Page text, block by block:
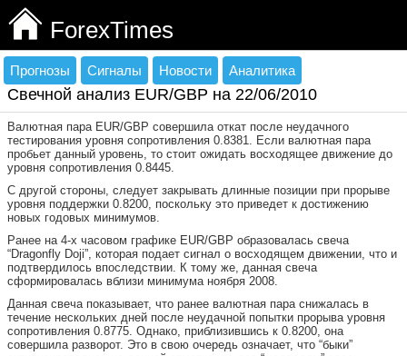
ForexTimes
Прогнозы Сигналы Новости Аналитика
Свечной анализ EUR/GBP на 22/06/2010
Валютная пара EUR/GBP совершила откат после неудачного
тестирования уровня сопротивления 0.8381. Если валютная пара
пробьет данный уровень, то стоит ожидать восходящее движение до
уровня сопротивления 0.8445.
С другой стороны, следует закрывать длинные позиции при прорыве
уровня поддержки 0.8200, поскольку это приведет к достижению
новых годовых минимумов.
Ранее на 4-х часовом графике EUR/GBP образовалась свеча
“Dragonfly Doji”, которая подает сигнал о восходящем движении, что и
подтвердилось впоследствии. К тому же, данная свеча
сформировалась вблизи минимума ноября 2008.
Данная свеча показывает, что ранее валютная пара снижалась в
течение нескольких дней после неудачной попытки прорыва уровня
сопротивления 0.8775. Однако, приблизившись к 0.8200, она
совершила разворот. Это в свою очередь означает, что “быки”